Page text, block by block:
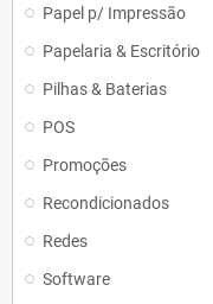
Papel p/ Impressão
Papelaria & Escritório
Pilhas & Baterias
POS
Promoções
Recondicionados
Redes
Software